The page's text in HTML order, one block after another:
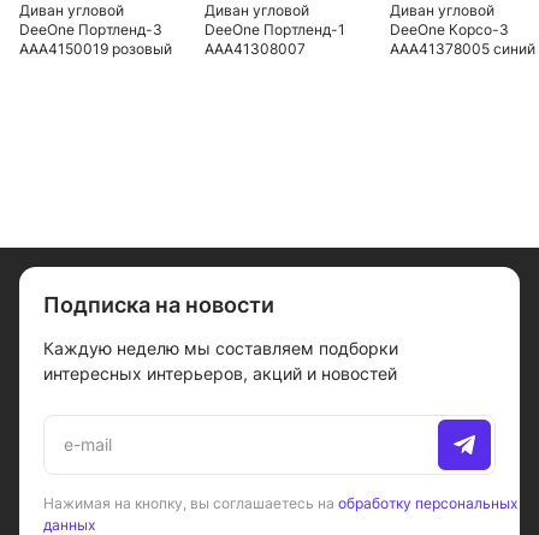
Диван угловой
DeeOne Портленд-3
AAA4150019 розовый
Диван угловой
DeeOne Портленд-1
AAA41308007
Диван угловой
DeeOne Корсо-3
AAA41378005 синий
Подписка на новости
Каждую неделю мы составляем подборки
интересных интерьеров, акций и новостей
Нажимая на кнопку, вы соглашаетесь на обработку персональных
данных